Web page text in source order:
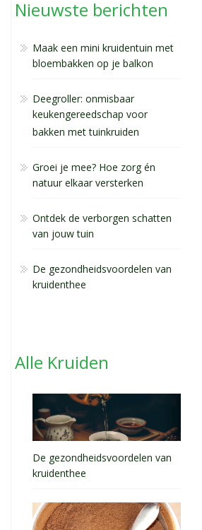
Nieuwste berichten
Maak een mini kruidentuin met
bloembakken op je balkon
Deegroller: onmisbaar
keukengereedschap voor
bakken met tuinkruiden
Groei je mee? Hoe zorg én
natuur elkaar versterken
Ontdek de verborgen schatten
van jouw tuin
De gezondheidsvoordelen van
kruidenthee
Alle Kruiden
De gezondheidsvoordelen van
kruidenthee